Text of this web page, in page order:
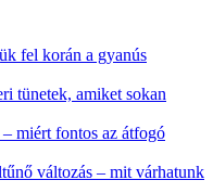
fel korán a gyanús
tünetek, amiket sokan
miért fontos az átfogó
változás – mit várhatunk